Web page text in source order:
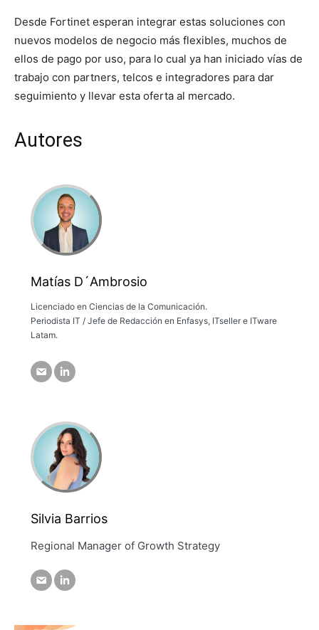
Desde Fortinet esperan integrar estas soluciones con
nuevos modelos de negocio más flexibles, muchos de
ellos de pago por uso, para lo cual ya han iniciado vías de
trabajo con partners, telcos e integradores para dar
seguimiento y llevar esta oferta al mercado.
Autores
Matías D´Ambrosio
Licenciado en Ciencias de la Comunicación.
Periodista IT / Jefe de Redacción en Enfasys, ITseller e ITware
Latam.
Silvia Barrios
Regional Manager of Growth Strategy